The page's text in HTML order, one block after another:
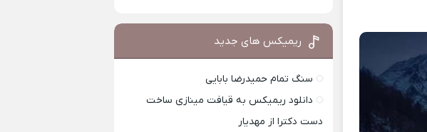
ریمیکس های جدید
سنگ تمام حمیدرضا بابایی
دانلود ریمیکس به قیافت مینازی ساخت
دست دکترا از مهدیار